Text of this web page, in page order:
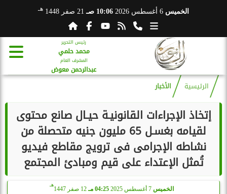
الخميس 10:06 صـ 21 صفر 1448 هـ
رئيس التحرير
محمد حلمي
المشرف العام
عبدالرحمن معوض
الرئيسية الأخبار
إتخاذ الإجراءات القانونيـة حيـال صانع محتوى
لقيامه بغسـل 65 مليون جنيه متحصلة من
نشاطه الإجرامى فى ترويج مقاطع فيديو
تُمثل الإعتداء على قيم ومبادئ المجتمع
الخميس 7 أغسطس 2025 04:25 مـ 12 صفر 1447
هـ